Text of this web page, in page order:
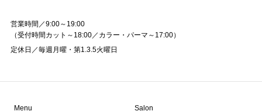
営業時間／9:00～19:00
（受付時間カット～18:00／カラー・パーマ～17:00）
定休日／毎週月曜・第1.3.5火曜日
Menu Salon